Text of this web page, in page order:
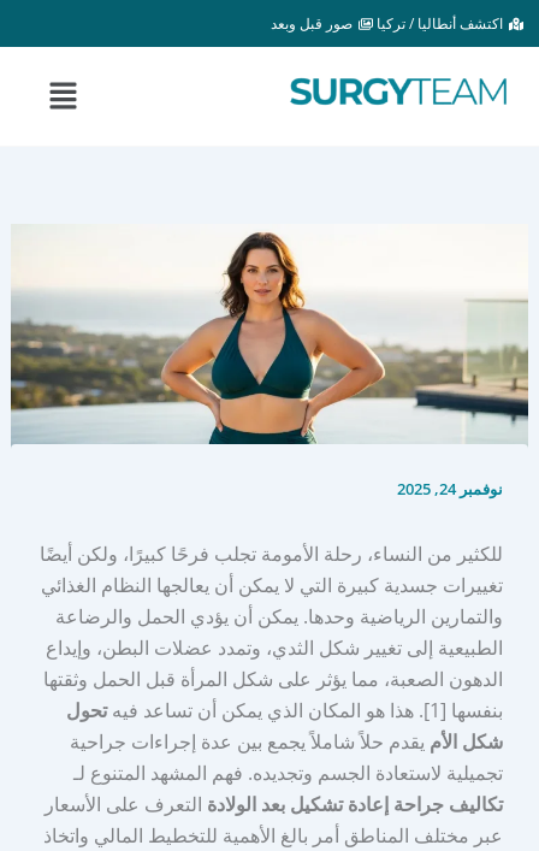
تخطي
إلى
المحتوى
اكتشف أنطاليا / تركيا صور قبل وبعد
القائمة
نوفمبر 24, 2025
للكثير من النساء، رحلة الأمومة تجلب فرحًا كبيرًا، ولكن أيضًا
تغييرات جسدية كبيرة التي لا يمكن أن يعالجها النظام الغذائي
والتمارين الرياضية وحدها. يمكن أن يؤدي الحمل والرضاعة
الطبيعية إلى تغيير شكل الثدي، وتمدد عضلات البطن، وإيداع
الدهون الصعبة، مما يؤثر على شكل المرأة قبل الحمل وثقتها
بنفسها [1]. هذا هو المكان الذي يمكن أن تساعد فيه
تحول
شكل الأم يقدم حلاً شاملاً يجمع بين عدة إجراءات جراحية
تجميلية لاستعادة الجسم وتجديده. فهم المشهد المتنوع لـ
تكاليف جراحة إعادة تشكيل بعد الولادة التعرف على الأسعار
عبر مختلف المناطق أمر بالغ الأهمية للتخطيط المالي واتخاذ